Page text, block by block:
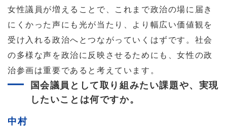
女性議員が増えることで、これまで政治の場に届き
にくかった声にも光が当たり、より幅広い価値観を
受け入れる政治へとつながっていくはずです。社会
の多様な声を政治に反映させるためにも、女性の政
治参画は重要であると考えています。
国会議員として取り組みたい課題や、実現
したいことは何ですか。
中村